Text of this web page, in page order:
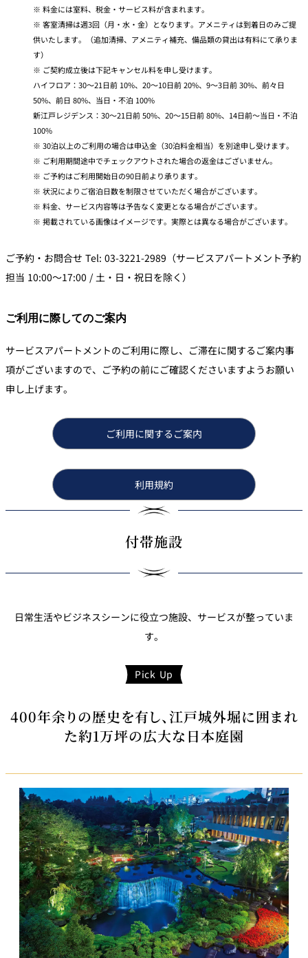
料金には室料、税金・サービス料が含まれます。
客室清掃は週3回（月・水・金）となります。アメニティは到着日のみご提
供いたします。（追加清掃、アメニティ補充、備品類の貸出は有料にて承りま
す）
ご契約成立後は下記キャンセル料を申し受けます。
ハイフロア：30～21日前 10%、20～10日前 20%、9～3日前 30%、前々日
50%、前日 80%、当日・不泊 100%
新江戸レジデンス：30～21日前 50%、20～15日前 80%、14日前～当日・不泊
100%
30泊以上のご利用の場合は申込金（30泊料金相当）を別途申し受けます。
ご利用期間途中でチェックアウトされた場合の返金はございません。
ご予約はご利用開始日の90日前より承ります。
状況によりご宿泊日数を制限させていただく場合がございます。
料金、サービス内容等は予告なく変更となる場合がございます。
掲載されている画像はイメージです。実際とは異なる場合がございます。
ご予約・お問合せ Tel: 03-3221-2989（サービスアパートメント予約
担当 10:00～17:00 / 土・日・祝日を除く）
ご利用に際してのご案内
サービスアパートメントのご利用に際し、ご滞在に関するご案内事
項がございますので、ご予約の前にご確認くださいますようお願い
申し上げます。
ご利用に関するご案内
利用規約
付帯施設
日常生活やビジネスシーンに役立つ施設、サービスが整っていま
す。
400年余りの歴史を有し、江戸城外堀に囲まれ
た約1万坪の広大な日本庭園
Pick Up